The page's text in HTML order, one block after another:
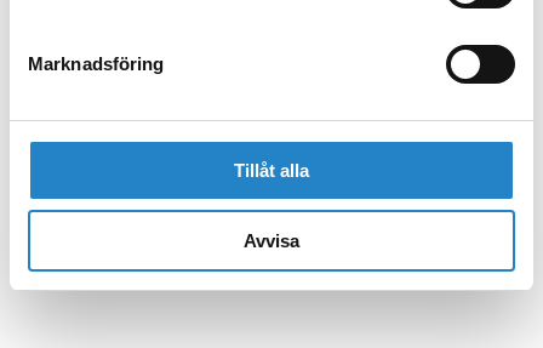
Marknadsföring
Tillåt alla
Avvisa